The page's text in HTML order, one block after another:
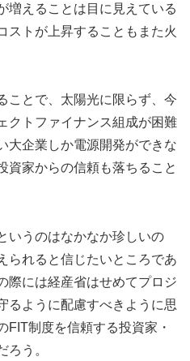
増えることは目に見えている
ストが上昇することもまた火
ことで、太陽光に限らず、今
クトファイナンス組成が困難
大企業しか電源開発ができな
資家からの信頼も落ちること
いうのはなかなか珍しいの
られると信じたいところであ
際には経産省はせめてプロジ
るように配慮すべきように思
FIT制度を信頼する投資家・
ろう。